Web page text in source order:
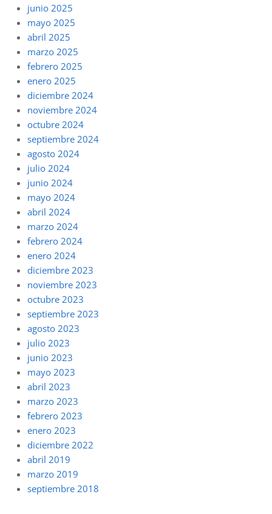
junio 2025
mayo 2025
abril 2025
marzo 2025
febrero 2025
enero 2025
diciembre 2024
noviembre 2024
octubre 2024
septiembre 2024
agosto 2024
julio 2024
junio 2024
mayo 2024
abril 2024
marzo 2024
febrero 2024
enero 2024
diciembre 2023
noviembre 2023
octubre 2023
septiembre 2023
agosto 2023
julio 2023
junio 2023
mayo 2023
abril 2023
marzo 2023
febrero 2023
enero 2023
diciembre 2022
abril 2019
marzo 2019
septiembre 2018